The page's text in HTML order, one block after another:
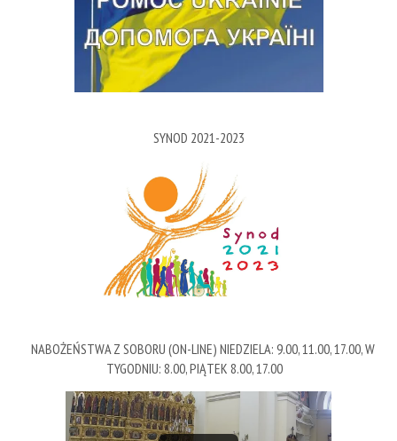
SYNOD 2021-2023
NABOŻEŃSTWA Z SOBORU (ON-LINE) NIEDZIELA: 9.00, 11.00, 17.00, W
TYGODNIU: 8.00, PIĄTEK 8.00, 17.00